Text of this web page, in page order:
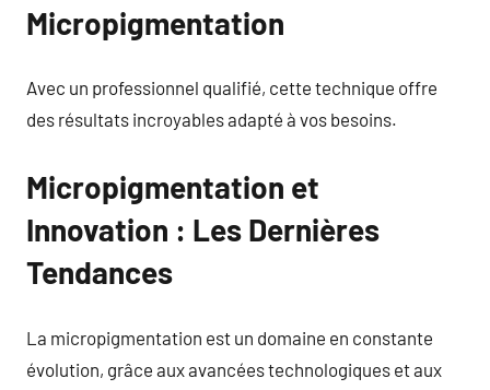
Micropigmentation
Avec un professionnel qualifié, cette technique offre
des résultats incroyables adapté à vos besoins.
Micropigmentation et
Innovation : Les Dernières
Tendances
La micropigmentation est un domaine en constante
évolution, grâce aux avancées technologiques et aux